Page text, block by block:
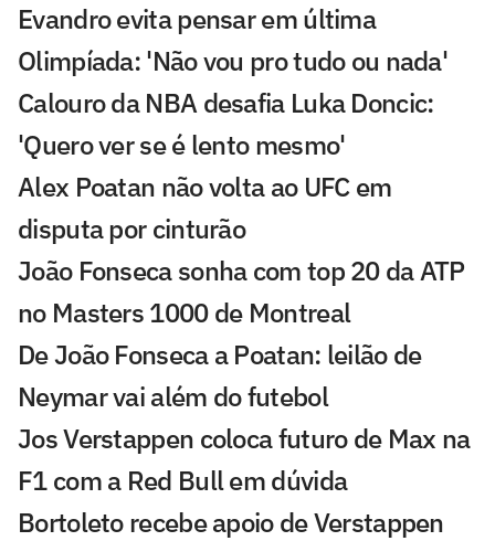
Evandro evita pensar em última
Olimpíada: 'Não vou pro tudo ou nada'
Calouro da NBA desafia Luka Doncic:
'Quero ver se é lento mesmo'
Alex Poatan não volta ao UFC em
disputa por cinturão
João Fonseca sonha com top 20 da ATP
no Masters 1000 de Montreal
De João Fonseca a Poatan: leilão de
Neymar vai além do futebol
Jos Verstappen coloca futuro de Max na
F1 com a Red Bull em dúvida
Bortoleto recebe apoio de Verstappen